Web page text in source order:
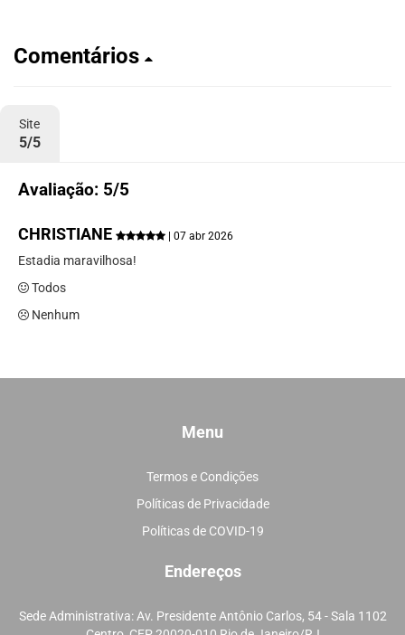
Comentários
Site
5/5
Avaliação: 5/5
CHRISTIANE | 07 abr 2026
Estadia maravilhosa!
Todos
Nenhum
Menu
Termos e Condições
Políticas de Privacidade
Políticas de COVID-19
Endereços
Sede Administrativa: Av. Presidente Antônio Carlos, 54 - Sala 1102